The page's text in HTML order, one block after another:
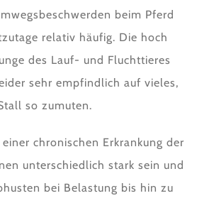
beim Pferd
relativ häufig. Die hoch
des Lauf- und Fluchttieres
sehr empfindlich auf vieles,
so zumuten.
chronischen Erkrankung der
unterschiedlich stark sein und
bei Belastung bis hin zu